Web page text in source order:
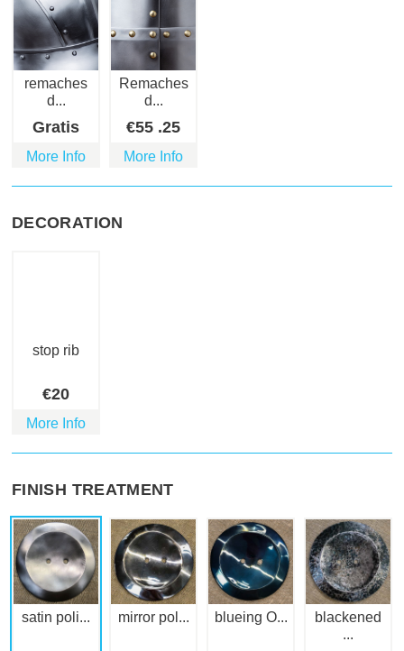
remaches
d...
Gratis
More Info
Remaches
d...
€55 .25
More Info
DECORATION
stop rib
€20
More Info
FINISH TREATMENT
satin poli... mirror pol... blueing O...
blackened
...